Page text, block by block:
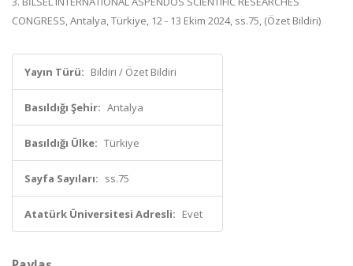
CONGRESS, Antalya, Türkiye, 12 - 13 Ekim 2024, ss.75, (Özet Bildiri)
Yayın Türü: Bildiri / Özet Bildiri
Basıldığı Şehir: Antalya
Basıldığı Ülke: Türkiye
Sayfa Sayıları: ss.75
Atatürk Üniversitesi Adresli: Evet